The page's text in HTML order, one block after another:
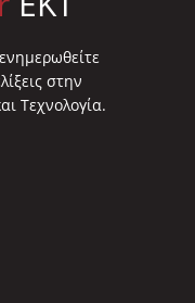
στην
Τεχνολογία.